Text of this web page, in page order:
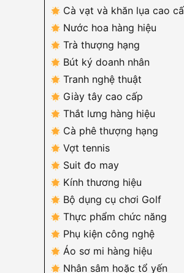
Cà vạt và khăn lụa cao
Nước hoa hàng hiệu
Trà thượng hạng
Bút ký doanh nhân
Tranh nghệ thuật
Giày tây cao cấp
Thắt lưng hàng hiệu
Cà phê thượng hạng
Vợt tennis
Suit đo may
Kính thương hiệu
Bộ dụng cụ chơi Golf
Thực phẩm chức năng
Phụ kiện công nghệ
Áo sơ mi hàng hiệu
Nhân sâm hoặc tổ yến